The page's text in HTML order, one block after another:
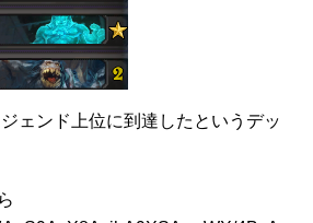
ェンド上位に到達したというデッ